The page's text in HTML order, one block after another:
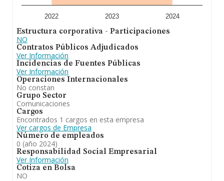
2022 2023 2024
Estructura corporativa - Participaciones
NO
Contratos Públicos Adjudicados
Ver Información
Incidencias de Fuentes Públicas
Ver Información
Operaciones Internacionales
No constan
Grupo Sector
Comunicaciones
Cargos
Encontrados 1 cargos en esta empresa
Ver cargos de Empresa
Número de empleados
0 (año 2024)
Responsabilidad Social Empresarial
Ver Información
Cotiza en Bolsa
NO